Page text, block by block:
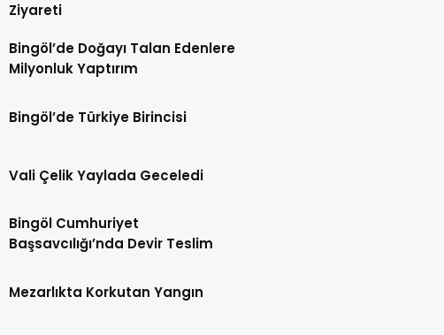
Ziyareti
Bingöl’de Doğayı Talan Edenlere
Milyonluk Yaptırım
Bingöl’de Türkiye Birincisi
Vali Çelik Yaylada Geceledi
Bingöl Cumhuriyet
Başsavcılığı’nda Devir Teslim
Mezarlıkta Korkutan Yangın